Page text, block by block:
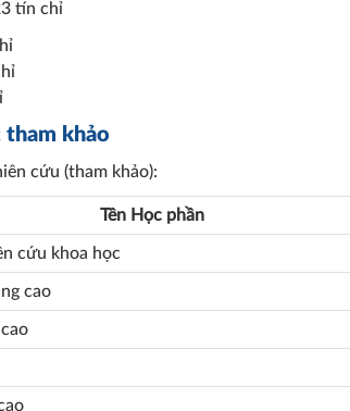
tín chỉ
tham khảo
cứu (tham khảo):
Tên Học phần
cứu khoa học
cao
chất lượng đầu vào năm 2024